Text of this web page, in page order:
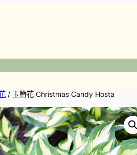
/ 玉簪花 Christmas Candy Hosta